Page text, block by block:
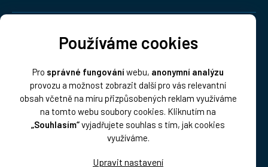
Používáme cookies
Pro správné fungováníwebu, anonymní analýzu
provozu a možnost zobrazit další pro vás relevantní
obsah včetně na míru přizpůsobených reklam využíváme
na tomto webu soubory cookies. Kliknutím na
„Souhlasím“vyjadřujete souhlas s tím, jak cookies
využíváme.
Platba: